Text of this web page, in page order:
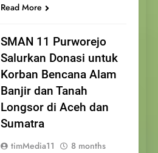
Read More
SMAN 11 Purworejo
Salurkan Donasi untuk
Korban Bencana Alam
Banjir dan Tanah
Longsor di Aceh dan
Sumatra
timMedia11
8 months